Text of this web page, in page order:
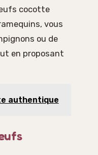
cocotte
vous
ou de
en proposant
authentique